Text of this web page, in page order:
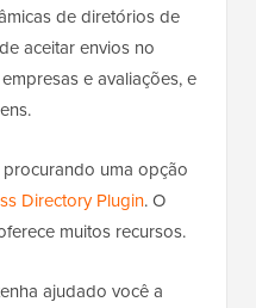
de diretórios de
aceitar envios no
e avaliações, e
uma opção
Directory Plugin. O
muitos recursos.
ajudado você a